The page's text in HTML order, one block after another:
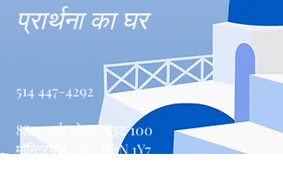
प्रार्थना का घर
514 447-4292
8815 पार्क एवेन्यू, सुइट 100
मॉन्ट्रियल, QC, H2N 1Y7